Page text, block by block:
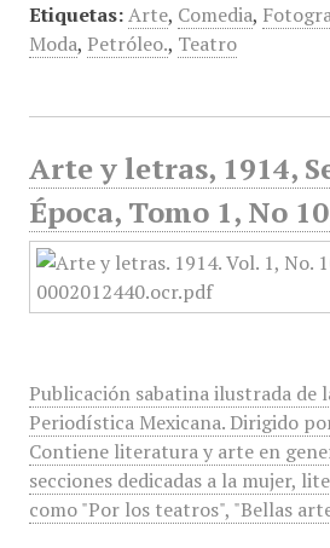
Etiquetas: Arte, Comedia,
Moda, Petróleo., Teatro
Arte y letras, 1914,
Época, Tomo 1, No
Publicación sabatina ilustrada de
Periodística Mexicana. Dirigido
Contiene literatura y arte en
secciones dedicadas a la mujer,
como "Por los teatros", "Bellas